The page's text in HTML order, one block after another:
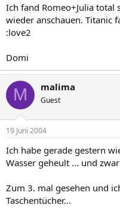
Ich fand Romeo+Julia
wieder anschauen. Titanic
:love2
Domi
M malima
Guest
19 Juni 2004
Ich habe gerade gestern
Wasser geheult ... und
Zum 3. mal gesehen und
Taschentücher...